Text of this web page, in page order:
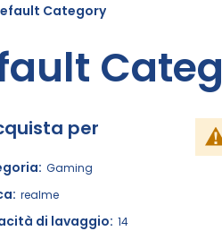
Category
per
Gaming
realme
di lavaggio 14